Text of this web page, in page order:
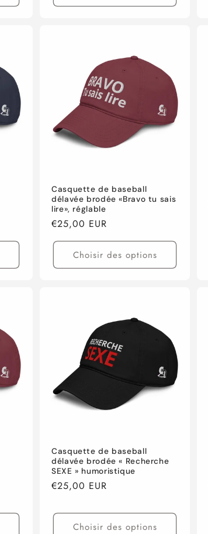
Casquette de baseball
délavée brodée «Bravo tu sais
lire», réglable
Prix
habituel
€25,00 EUR
Choisir des options
Casquette de baseball
délavée brodée « Recherche
SEXE » humoristique
Prix
€25,00 EUR
Choisir des options